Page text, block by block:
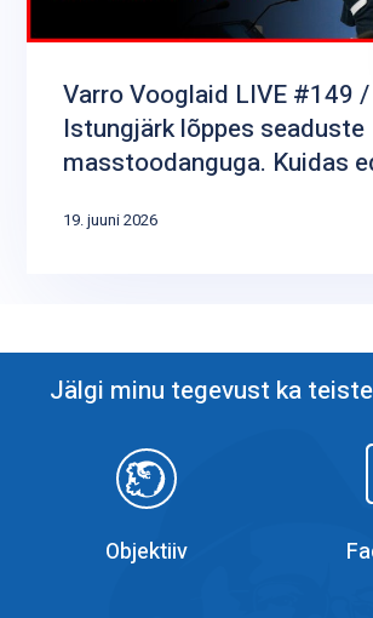
Varro Vooglaid LIVE #149 /
Istungjärk lõppes seaduste
masstoodanguga. Kuidas
19. juuni 2026
Jälgi minu tegevust ka
Objektiiv
Objektiiv